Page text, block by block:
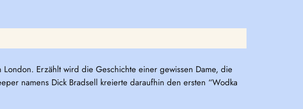
Erzählt wird die Geschichte einer gewissen Dame, die
namens Dick Bradsell kreierte daraufhin den ersten “Wodka